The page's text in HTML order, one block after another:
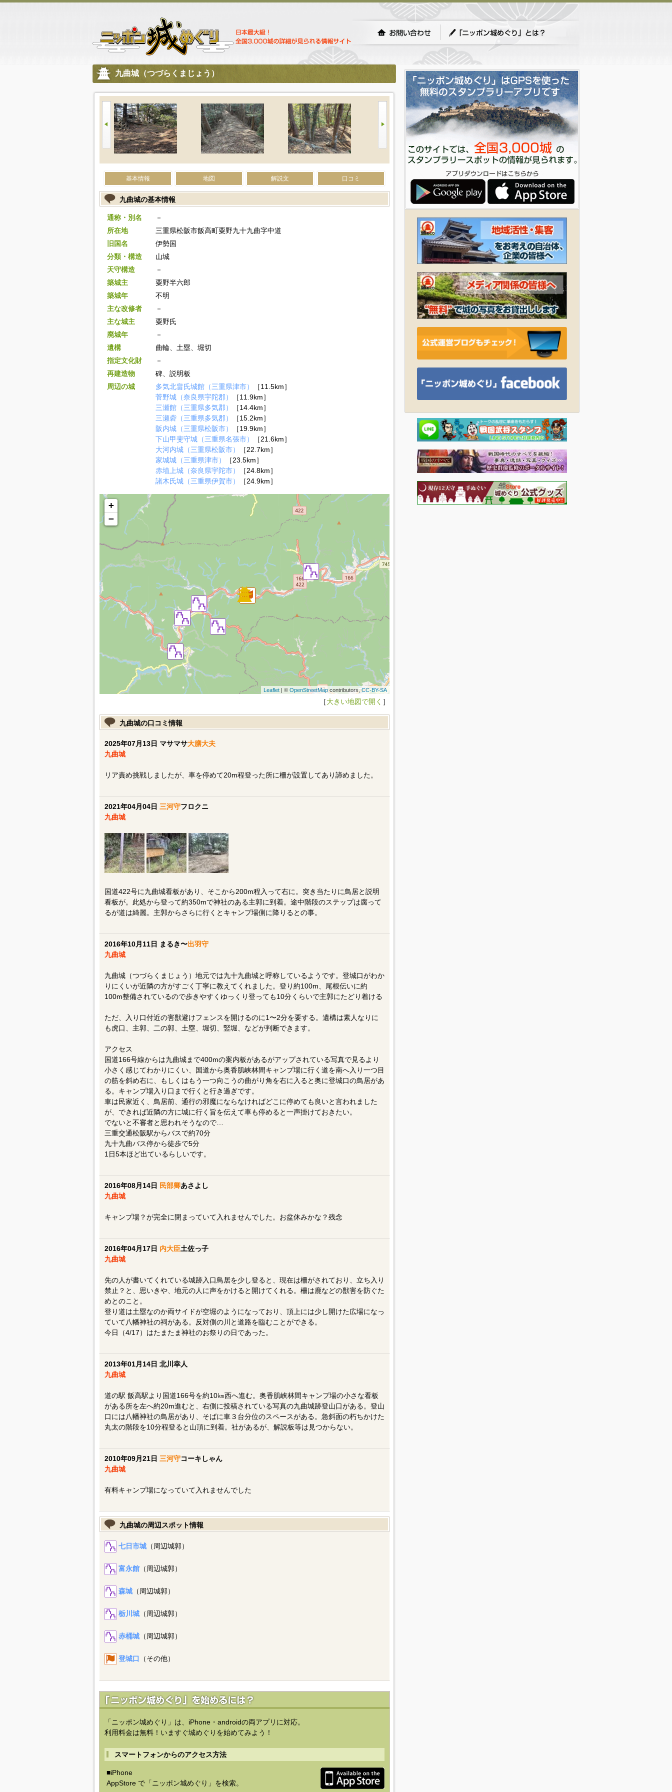
九曲城（つづらくまじょう）
基本情報 地図 解説文 口コミ
九曲城の基本情報
通称・別名
－
所在地
三重県松阪市飯高町粟野九十九曲字中道
旧国名
伊勢国
分類・構造
山城
天守構造
－
築城主
粟野半六郎
築城年
不明
主な改修者
－
主な城主
粟野氏
廃城年
－
遺構
曲輪、土塁、堀切
指定文化財
－
再建造物
碑、説明板
周辺の城
多気北畠氏城館（三重県津市）
［11.5km］
菅野城（奈良県宇陀郡）
［11.9km］
三瀬館（三重県多気郡）
［14.4km］
三瀬砦（三重県多気郡）
［15.2km］
阪内城（三重県松阪市）
［19.9km］
下山甲斐守城（三重県名張市）
［21.6km］
大河内城（三重県松阪市）
［22.7km］
家城城（三重県津市）
［23.5km］
赤埴上城（奈良県宇陀市）
［24.8km］
諸木氏城（三重県伊賀市）
［24.9km］
+
−
Leaflet| © OpenStreetMapcontributors,CC-BY-SA
［大きい地図で開く ］
九曲城の口コミ情報
2025年07月13日 マサマサ大膳大夫
九曲城
リア責め挑戦しましたが、車を停めて20m程登った所に柵が設置してあり諦めました。
2021年04月04日 三河守フロクニ
九曲城
国道422号に九曲城看板があり、そこから200m程入って右に。突き当たりに鳥居と説明
看板が。此処から登って約350mで神社のある主郭に到着。途中階段のステップは腐って
るが道は綺麗。主郭からさらに行くとキャンプ場側に降りるとの事。
2016年10月11日 まるき〜出羽守
九曲城
九曲城（つづらくまじょう）地元では九十九曲城と呼称しているようです。登城口がわか
りにくいが近隣の方がすごく丁寧に教えてくれました。登り約100m、尾根伝いに約
100m整備されているので歩きやすくゆっくり登っても10分くらいで主郭にたどり着ける
ただ、入り口付近の害獣避けフェンスを開けるのに1〜2分を要する。遺構は素人なりに
も虎口、主郭、二の郭、土塁、堀切、竪堀、などが判断できます。
アクセス
国道166号線からは九曲城まで400mの案内板があるがアップされている写真で見るより
小さく感じてわかりにくい、国道から奥香肌峡林間キャンプ場に行く道を南へ入り一つ目
の筋を斜め右に、もしくはもう一つ向こうの曲がり角を右に入ると奥に登城口の鳥居があ
る。キャンプ場入り口まで行くと行き過ぎです。
車は民家近く、鳥居前、通行の邪魔にならなければどこに停めても良いと言われました
が、できれば近隣の方に城に行く旨を伝えて車も停めると一声掛けておきたい。
でないと不審者と思われそうなので…
三重交通松阪駅からバスで約70分
九十九曲バス停から徒歩で5分
1日5本ほど出ているらしいです。
2016年08月14日 民部卿あさよし
九曲城
キャンプ場？が完全に閉まっていて入れませんでした。お盆休みかな？残念
2016年04月17日 内大臣土佐っ子
九曲城
先の人が書いてくれている城跡入口鳥居を少し登ると、現在は柵がされており、立ち入り
禁止？と、思いきや、地元の人に声をかけると開けてくれる。柵は鹿などの獣害を防ぐた
めとのこと。
登り道は土塁なのか両サイドが空堀のようになっており、頂上には少し開けた広場になっ
ていて八幡神社の祠がある。反対側の川と道路を臨むことができる。
今日（4/17）はたまたま神社のお祭りの日であった。
2013年01月14日 北川幸人
九曲城
道の駅 飯高駅より国道166号を約10㎞西へ進む。奥香肌峡林間キャンプ場の小さな看板
がある所を左へ約20m進むと、右側に投稿されている写真の九曲城跡登山口がある。登山
口には八幡神社の鳥居があり、そばに車３台分位のスペースがある。急斜面の朽ちかけた
丸太の階段を10分程登ると山頂に到着。社があるが、解説板等は見つからない。
2010年09月21日 三河守コーキしゃん
九曲城
有料キャンプ場になっていて入れませんでした
九曲城の周辺スポット情報
七日市城（周辺城郭）
富永館（周辺城郭）
森城（周辺城郭）
栃川城（周辺城郭）
赤桶城（周辺城郭）
登城口 （その他）
「ニッポン城めぐり」は、iPhone・androidの両アプリに対応。
利用料金は無料！いますぐ城めぐりを始めてみよう！
スマートフォンからのアクセス方法
■iPhone
AppStore で「ニッポン城めぐり」を検索。